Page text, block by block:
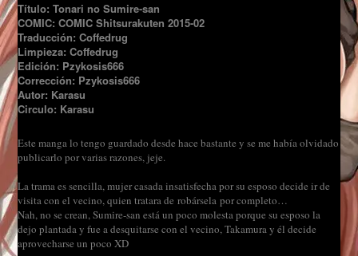
Título: Tonari no Sumire-san
COMIC: COMIC Shitsurakuten 2015-02
Traducción: Coffedrug
Limpieza: Coffedrug
Edición: Pzykosis666
Corrección: Pzykosis666
Autor: Karasu
Circulo: Karasu
Este manga lo tengo guardado desde hace bastante y se me había olvidado
publicarlo por varias razones, jeje.
La trama es sencilla, mujer casada insatisfecha por su esposo decide ir de
visita con el vecino, quien tratara de robársela por completo…
Nah, no se crean, Sumire-san está un poco molesta porque su esposo la
dejo plantada y fue a desquitarse con el vecino, Takamura y él decide
aprovecharse un poco XD